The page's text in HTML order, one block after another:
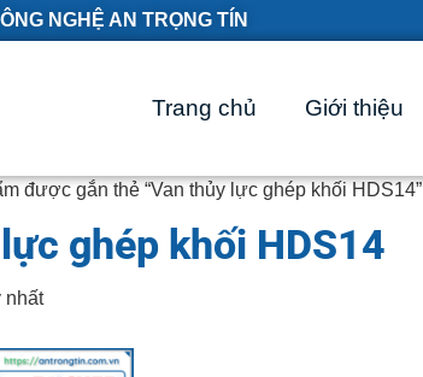
NGHỆ AN TRỌNG TÍN
Trang chủ Giới thiệu
được gắn thẻ “Van thủy lực ghép khối HDS14”
ghép khối HDS14
nhất